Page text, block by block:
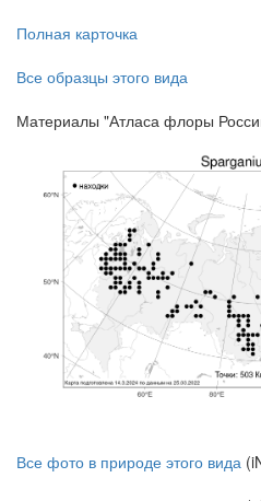
Полная карточка
Все образцы этого вида
Материалы "Атласа флоры
Все фото в природе этого вида